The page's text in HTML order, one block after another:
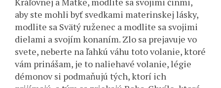
aby ste mohli byť svedkami materinskej lásky,
modlite sa Svätý ruženec a modlite sa svojimi
dielami a svojím konaním. Zlo sa prejavuje vo
svete, neberte na ľahkú váhu toto volanie, ktoré
vám prinášam, je to naliehavé volanie, légie
démonov si podmaňujú tých, ktorí ich